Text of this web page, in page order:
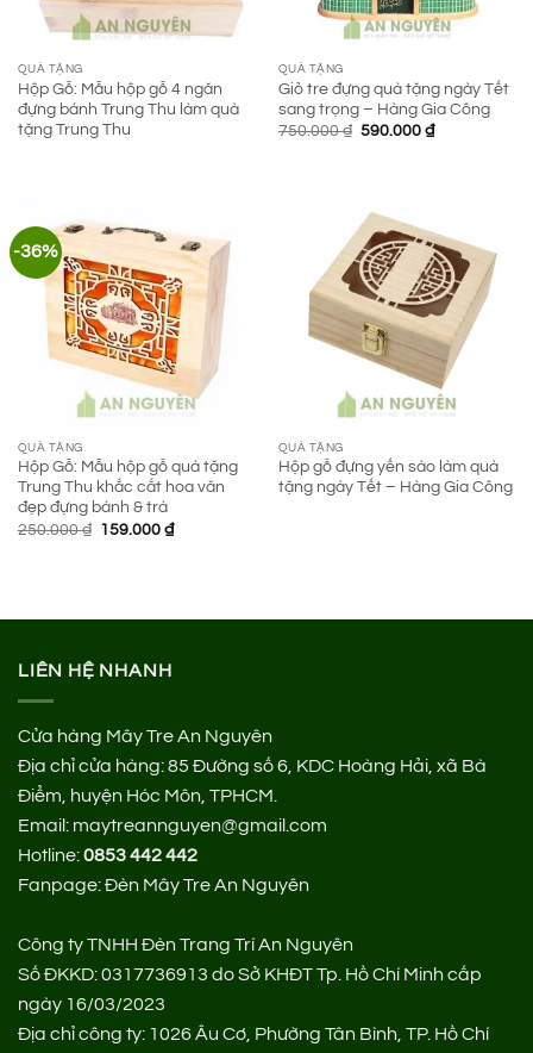
QUÀ TẶNG
Hộp Gỗ: Mẫu hộp gỗ 4 ngăn
đựng bánh Trung Thu làm quà
tặng Trung Thu
QUÀ TẶNG
Giỏ tre đựng quà tặng ngày Tết
sang trọng – Hàng Gia Công
750.000₫ Giá
590.000 ₫Giá
-36%
QUÀ TẶNG
Hộp Gỗ: Mẫu hộp gỗ quà tặng
Trung Thu khắc cắt hoa văn
đẹp đựng bánh & trà
250.000₫ Giá
159.000 ₫Giá
QUÀ TẶNG
Hộp gỗ đựng yến sào làm quà
tặng ngày Tết – Hàng Gia Công
LIÊN HỆ NHANH
Cửa hàng Mây Tre An Nguyên
Địa chỉ cửa hàng:85 Đường số 6, KDC Hoàng Hải, xã Bà
Điểm, huyện Hóc Môn, TPHCM.
Email: maytreannguyen@gmail.com
Hotline:0853 442 442
Fanpage:Đèn Mây Tre An Nguyên
Công ty TNHH Đèn Trang Trí An Nguyên
Số ĐKKD: 0317736913 do Sở KHĐT Tp. Hồ Chí Minh cấp
ngày 16/03/2023
Địa chỉ công ty: 1026 Âu Cơ, Phường Tân Bình, TP. Hồ Chí